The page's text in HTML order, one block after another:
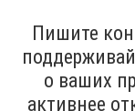
Пишите
о ваших
активнее